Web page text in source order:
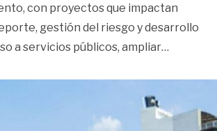
con proyectos que impactan
gestión del riesgo y desarrollo
a servicios públicos, ampliar…